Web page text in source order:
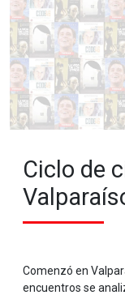
Ciclo de
Comenzó en
encuentros se